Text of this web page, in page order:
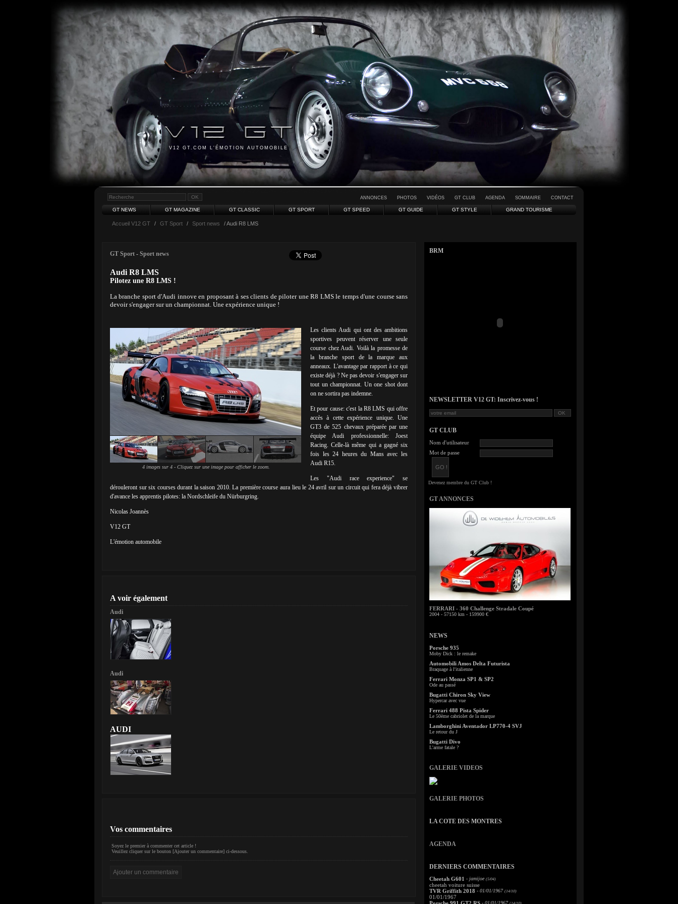
V12 GT.COM L'ÉMOTION AUTOMOBILE
ANNONCES PHOTOS VIDÉOS GT CLUB AGENDA SOMMAIRE CONTACT
GT NEWS GT MAGAZINE GT CLASSIC GT SPORT GT SPEED GT GUIDE GT STYLE GRAND TOURISME
Accueil V12 GT / GT Sport / Sport news / Audi R8 LMS
GT Sport - Sport news
Audi R8 LMS
Pilotez une R8 LMS !
La branche sport d'Audi innove en proposant à ses clients de piloter une R8 LMS le temps d'une course sans
devoir s'engager sur un championnat. Une expérience unique !
4 images sur 4 - Cliquez sur une image pour afficher le zoom.
Les clients Audi qui ont des ambitions
sportives peuvent réserver une seule
course chez Audi. Voilà la promesse de
la branche sport de la marque aux
anneaux. L'avantage par rapport à ce qui
existe déjà ? Ne pas devoir s'engager sur
tout un championnat. Un one shot dont
on ne sortira pas indemne.
Et pour cause: c'est la R8 LMS qui offre
accès à cette expérience unique. Une
GT3 de 525 chevaux préparée par une
équipe Audi professionnelle: Joest
Racing. Celle-là même qui a gagné six
fois les 24 heures du Mans avec les
Audi R15.
Les "Audi race experience" se
dérouleront sur six courses durant la saison 2010. La première course aura lieu le 24 avril sur un circuit qui fera déjà vibrer
d'avance les apprentis pilotes: la Nordschleife du Nürburgring.
Nicolas Joannès
V12 GT
L'émotion automobile
A voir également
Audi
Audi
AUDI
Vos commentaires
Soyez le premier à commenter cet article !
Veuillez cliquer sur le bouton [Ajouter un commentaire] ci-dessous.
BRM
NEWSLETTER V12 GT: Inscrivez-vous !
GT CLUB
Nom d'utilisateur
Mot de passe
GT ANNONCES
FERRARI - 360 Challenge Stradale Coupé
2004 - 57150 km - 159900 €
NEWS
Porsche 935
Moby Dick : le remake
Automobili Amos Delta Futurista
Braquage à l'italienne
Ferrari Monza SP1 & SP2
Ode au passé
Bugatti Chiron Sky View
Hypercar avec vue
Ferrari 488 Pista Spider
Le 50ème cabriolet de la marque
Lamborghini Aventador LP770-4 SVJ
Le retour du J
Bugatti Divo
L'arme fatale ?
GALERIE VIDEOS
GALERIE PHOTOS
LA COTE DES MONTRES
AGENDA
DERNIERS COMMENTAIRES
Cheetah G601 - jamijoe (5/04)
cheetah voiture suisse
TVR Griffith 2018 - 01/01/1967 (14/10)
01/01/1967
- 01/01/1967